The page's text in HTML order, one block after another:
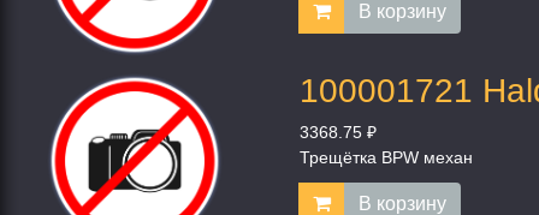
В корзину
100001721
3368.75 ₽
Трещётка BPW механ
В корзину